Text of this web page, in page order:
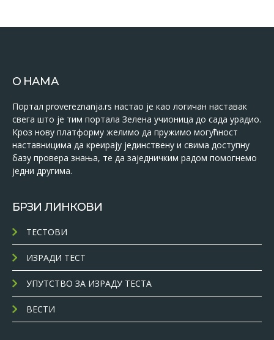
О НАМА
Портал provereznanja.rs настао је као логичан наставак
свега што је тим портала Зелена учионица до сада урадио.
Кроз нову платформу желимо да пружимо могућност
наставницима да креирају јединствену и свима доступну
базу провера знања, те да заједничким радом помогнемо
једни другима.
БРЗИ ЛИНКОВИ
ТЕСТОВИ
ИЗРАДИ ТЕСТ
УПУТСТВО ЗА ИЗРАДУ ТЕСТА
ВЕСТИ